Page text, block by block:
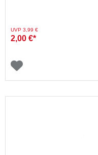
Preis reduziert von
UVP 3,99 €auf
2,00 €*